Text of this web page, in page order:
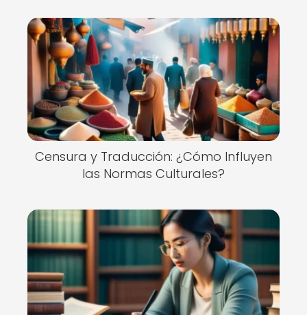
Censura y Traducción: ¿Cómo Influyen
las Normas Culturales?